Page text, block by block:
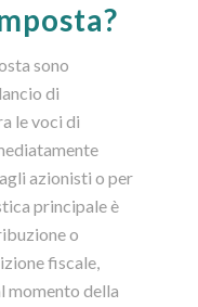
sono
di
le voci di
azionisti o per
principale è
o
fiscale,
momento della